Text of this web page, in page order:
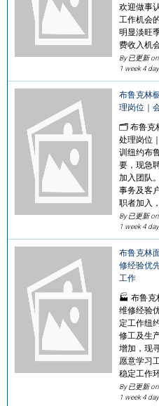
欢迎做事
工作机会
明显淡旺
费收入机
By 已更新 on
1 week 4
布鲁克林
理岗位｜
🗂️ 布鲁克
处理岗位
训纽约布
要，现急
加入团队
事务及客
职者加入，
By 已更新 on
1 week 4
布鲁克林
修经验优
工作
🏭 布鲁克
维修经验
定工作纽
修工及生
增加，现
愿意学习
稳定工作
By 已更新 on
1 week 4